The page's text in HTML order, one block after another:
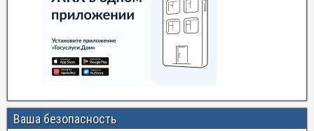
Ваша безопасность